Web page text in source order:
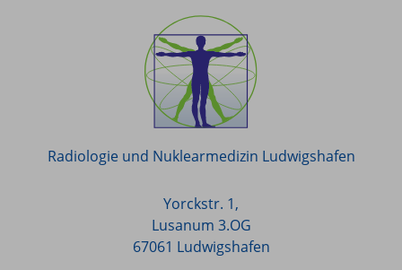
Radiologie und Nuklearmedizin Ludwigshafen
Yorckstr. 1,
Lusanum 3.OG
67061 Ludwigshafen